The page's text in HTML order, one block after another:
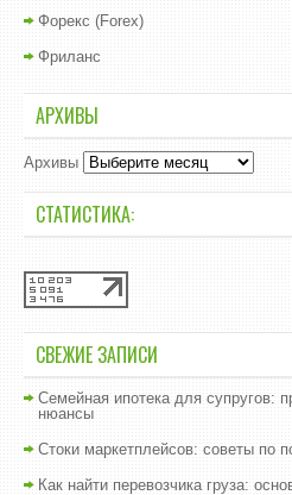
Форекс (Forex)
Фриланс
АРХИВЫ
Архивы
СТАТИСТИКА:
СВЕЖИЕ ЗАПИСИ
Семейная ипотека для супругов:
нюансы
Стоки маркетплейсов: советы по
Как найти перевозчика груза: